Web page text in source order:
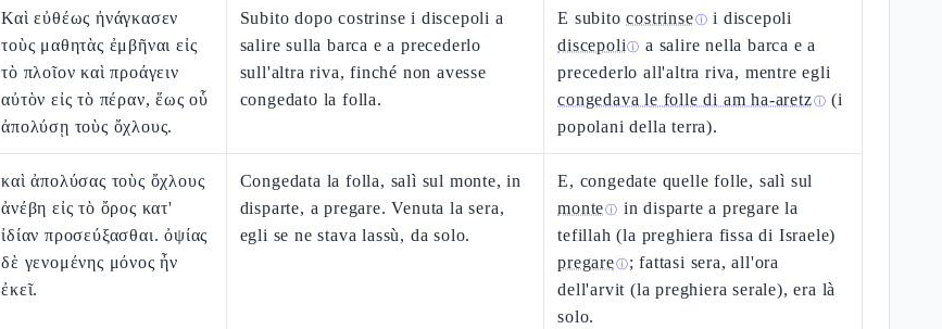
Καὶ εὐθέως ἠνάγκασεν
τοὺς μαθητὰς ἐμβῆναι εἰς
τὸ πλοῖον καὶ προάγειν
αὐτὸν εἰς τὸ πέραν, ἕως οὗ
ἀπολύσῃ τοὺς ὄχλους.
Subito dopo costrinse i discepoli a
salire sulla barca e a precederlo
sull'altra riva, finché non avesse
congedato la folla.
E subitocostrinseⓘ i discepoli
discepoli ⓘ a salire nella barca e a
precederlo all'altra riva, mentre egli
congedava le folle di am ha-aretzⓘ (i
popolani della terra).
καὶ ἀπολύσας τοὺς ὄχλους
ἀνέβη εἰς τὸ ὄρος κατ'
ἰδίαν προσεύξασθαι. ὀψίας
δὲ γενομένης μόνος ἦν
ἐκεῖ.
Congedata la folla, salì sul monte, in
disparte, a pregare. Venuta la sera,
egli se ne stava lassù, da solo.
E, congedate quelle folle, salì sul
monteⓘ in disparte a pregare la
tefillah (la preghiera fissa di Israele)
pregareⓘ; fattasi sera, all'ora
dell'arvit (la preghiera serale), era là
solo.